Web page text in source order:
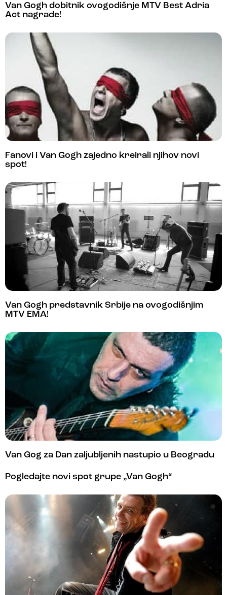
Van Gogh dobitnik ovogodišnje MTV Best Adria
Act nagrade!
Fanovi i Van Gogh zajedno kreirali njihov novi
spot!
Van Gogh predstavnik Srbije na ovogodišnjim
MTV EMA!
Van Gog za Dan zaljubljenih nastupio u Beogradu
Pogledajte novi spot grupe „Van Gogh“